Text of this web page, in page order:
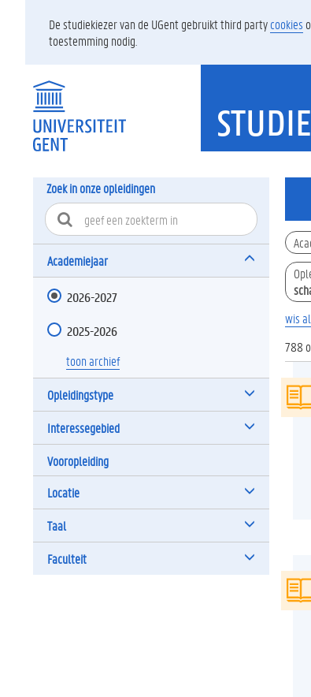
De studiekiezer van de UGent gebruikt third partycookies
toestemming nodig.
Zoek in onze opleidingen
Academiejaar
2026-2027
2025-2026
toon archief
Opleidingstype
Interessegebied
Vooropleiding
Locatie
Taal
Faculteit
wis
788